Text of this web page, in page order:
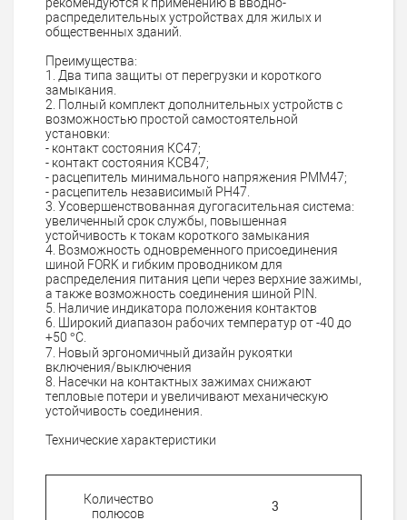
распределительных устройствах для жилых и
общественных зданий.
Преимущества:
1. Два типа защиты от перегрузки и короткого
замыкания.
2. Полный комплект дополнительных устройств с
возможностью простой самостоятельной
установки:
- контакт состояния КС47;
- контакт состояния КСВ47;
- расцепитель минимального напряжения РММ47;
- расцепитель независимый РН47.
3. Усовершенствованная дугогасительная система:
увеличенный срок службы, повышенная
устойчивость к токам короткого замыкания
4. Возможность одновременного присоединения
шиной FORK и гибким проводником для
распределения питания цепи через верхние зажимы,
а также возможность соединения шиной PIN.
5. Наличие индикатора положения контактов
6. Широкий диапазон рабочих температур от -40 до
+50 °С.
7. Новый эргономичный дизайн рукоятки
включения/выключения
8. Насечки на контактных зажимах снижают
тепловые потери и увеличивают механическую
устойчивость соединения.
Технические характеристики
Количество
полюсов
3